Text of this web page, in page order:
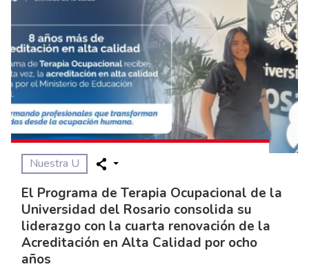
Nuestra U
El Programa de Terapia Ocupacional de la
Universidad del Rosario consolida su
liderazgo con la cuarta renovación de la
Acreditación en Alta Calidad por ocho
años